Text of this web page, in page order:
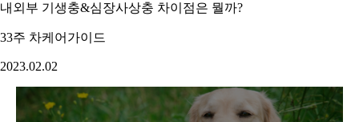
내외부 기생충&심장사상충 차이점은 뭘까?
33주 차케어가이드
2023.02.02